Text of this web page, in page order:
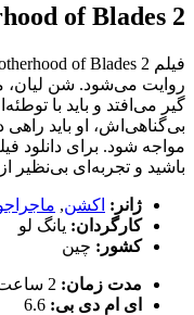
of Blades 2
روایت می‌شود. شن لیان،
گیر می‌افتد و باید با
بی‌گناهی‌اش، او باید
باشید و تجربه‌ای بی‌نظیر
ژانر: اکشن,
کارگردان: یانگ لو
کشور: چین
مدت زمان: 2 ساعت
ای ام دی بی: 6.6